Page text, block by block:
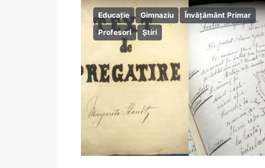
Educație Gimnaziu
Învățământ Primar
Profesori
Știri